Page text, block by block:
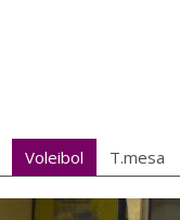
Voleibol T.mesa